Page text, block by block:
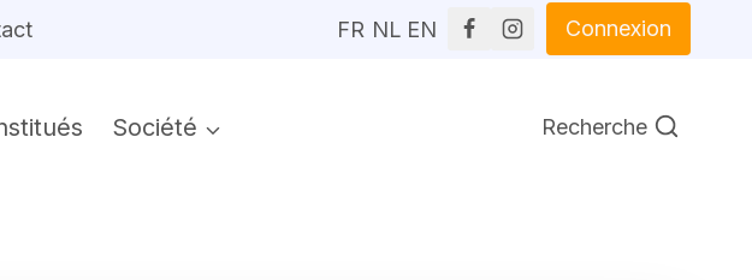
FR NL EN Connexion
Société Recherche